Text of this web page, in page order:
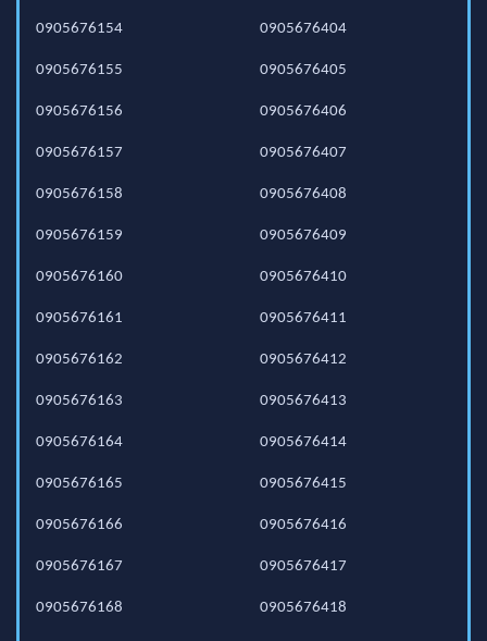
0905676154
0905676155
0905676156
0905676157
0905676158
0905676159
0905676160
0905676161
0905676162
0905676163
0905676164
0905676165
0905676166
0905676167
0905676168
0905676404
0905676405
0905676406
0905676407
0905676408
0905676409
0905676410
0905676411
0905676412
0905676413
0905676414
0905676415
0905676416
0905676417
0905676418